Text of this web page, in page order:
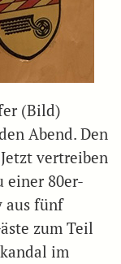
(Bild)
Abend. Den
vertreiben
einer 80er-
aus fünf
zum Teil
im